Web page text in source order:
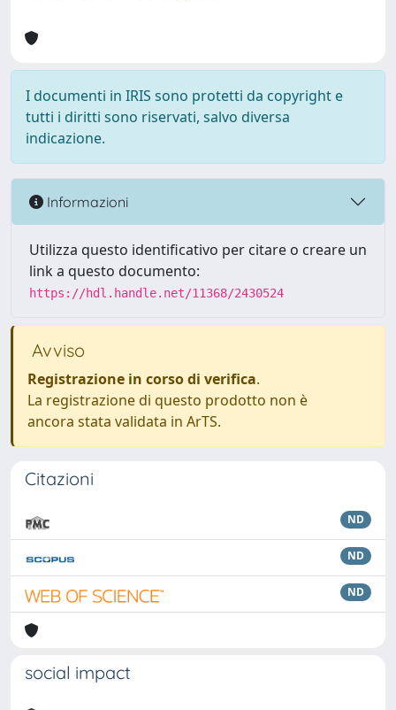
I documenti in IRIS sono protetti da copyright e
tutti i diritti sono riservati, salvo diversa
indicazione.
Informazioni
Utilizza questo identificativo per citare o creare un
link a questo documento:
https://hdl.handle.net/11368/2430524
Avviso
Registrazione in corso di verifica.
La registrazione di questo prodotto non è
ancora stata validata in ArTS.
Citazioni
ND
ND
ND
social impact